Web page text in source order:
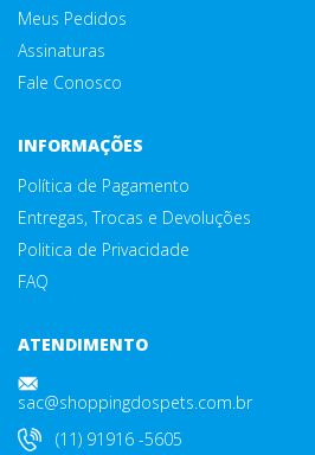
Meus Pedidos
Assinaturas
Fale Conosco
INFORMAÇÕES
Política de Pagamento
Entregas, Trocas e Devoluções
Politica de Privacidade
FAQ
ATENDIMENTO
sac@shoppingdospets.com.br
(11) 91916 -5605